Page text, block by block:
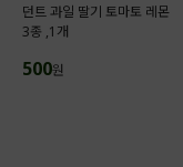
던트 과일 딸기 토마토 레몬
3종 ,1개
500원